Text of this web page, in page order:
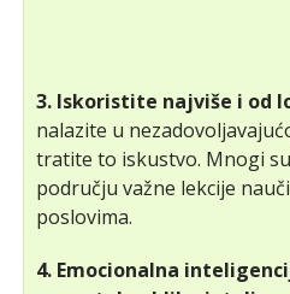
3. Iskoristite najviše i od
nalazite u
tratite to iskustvo. Mnogi
području važne lekcije
poslovima.
4. Emocionalna